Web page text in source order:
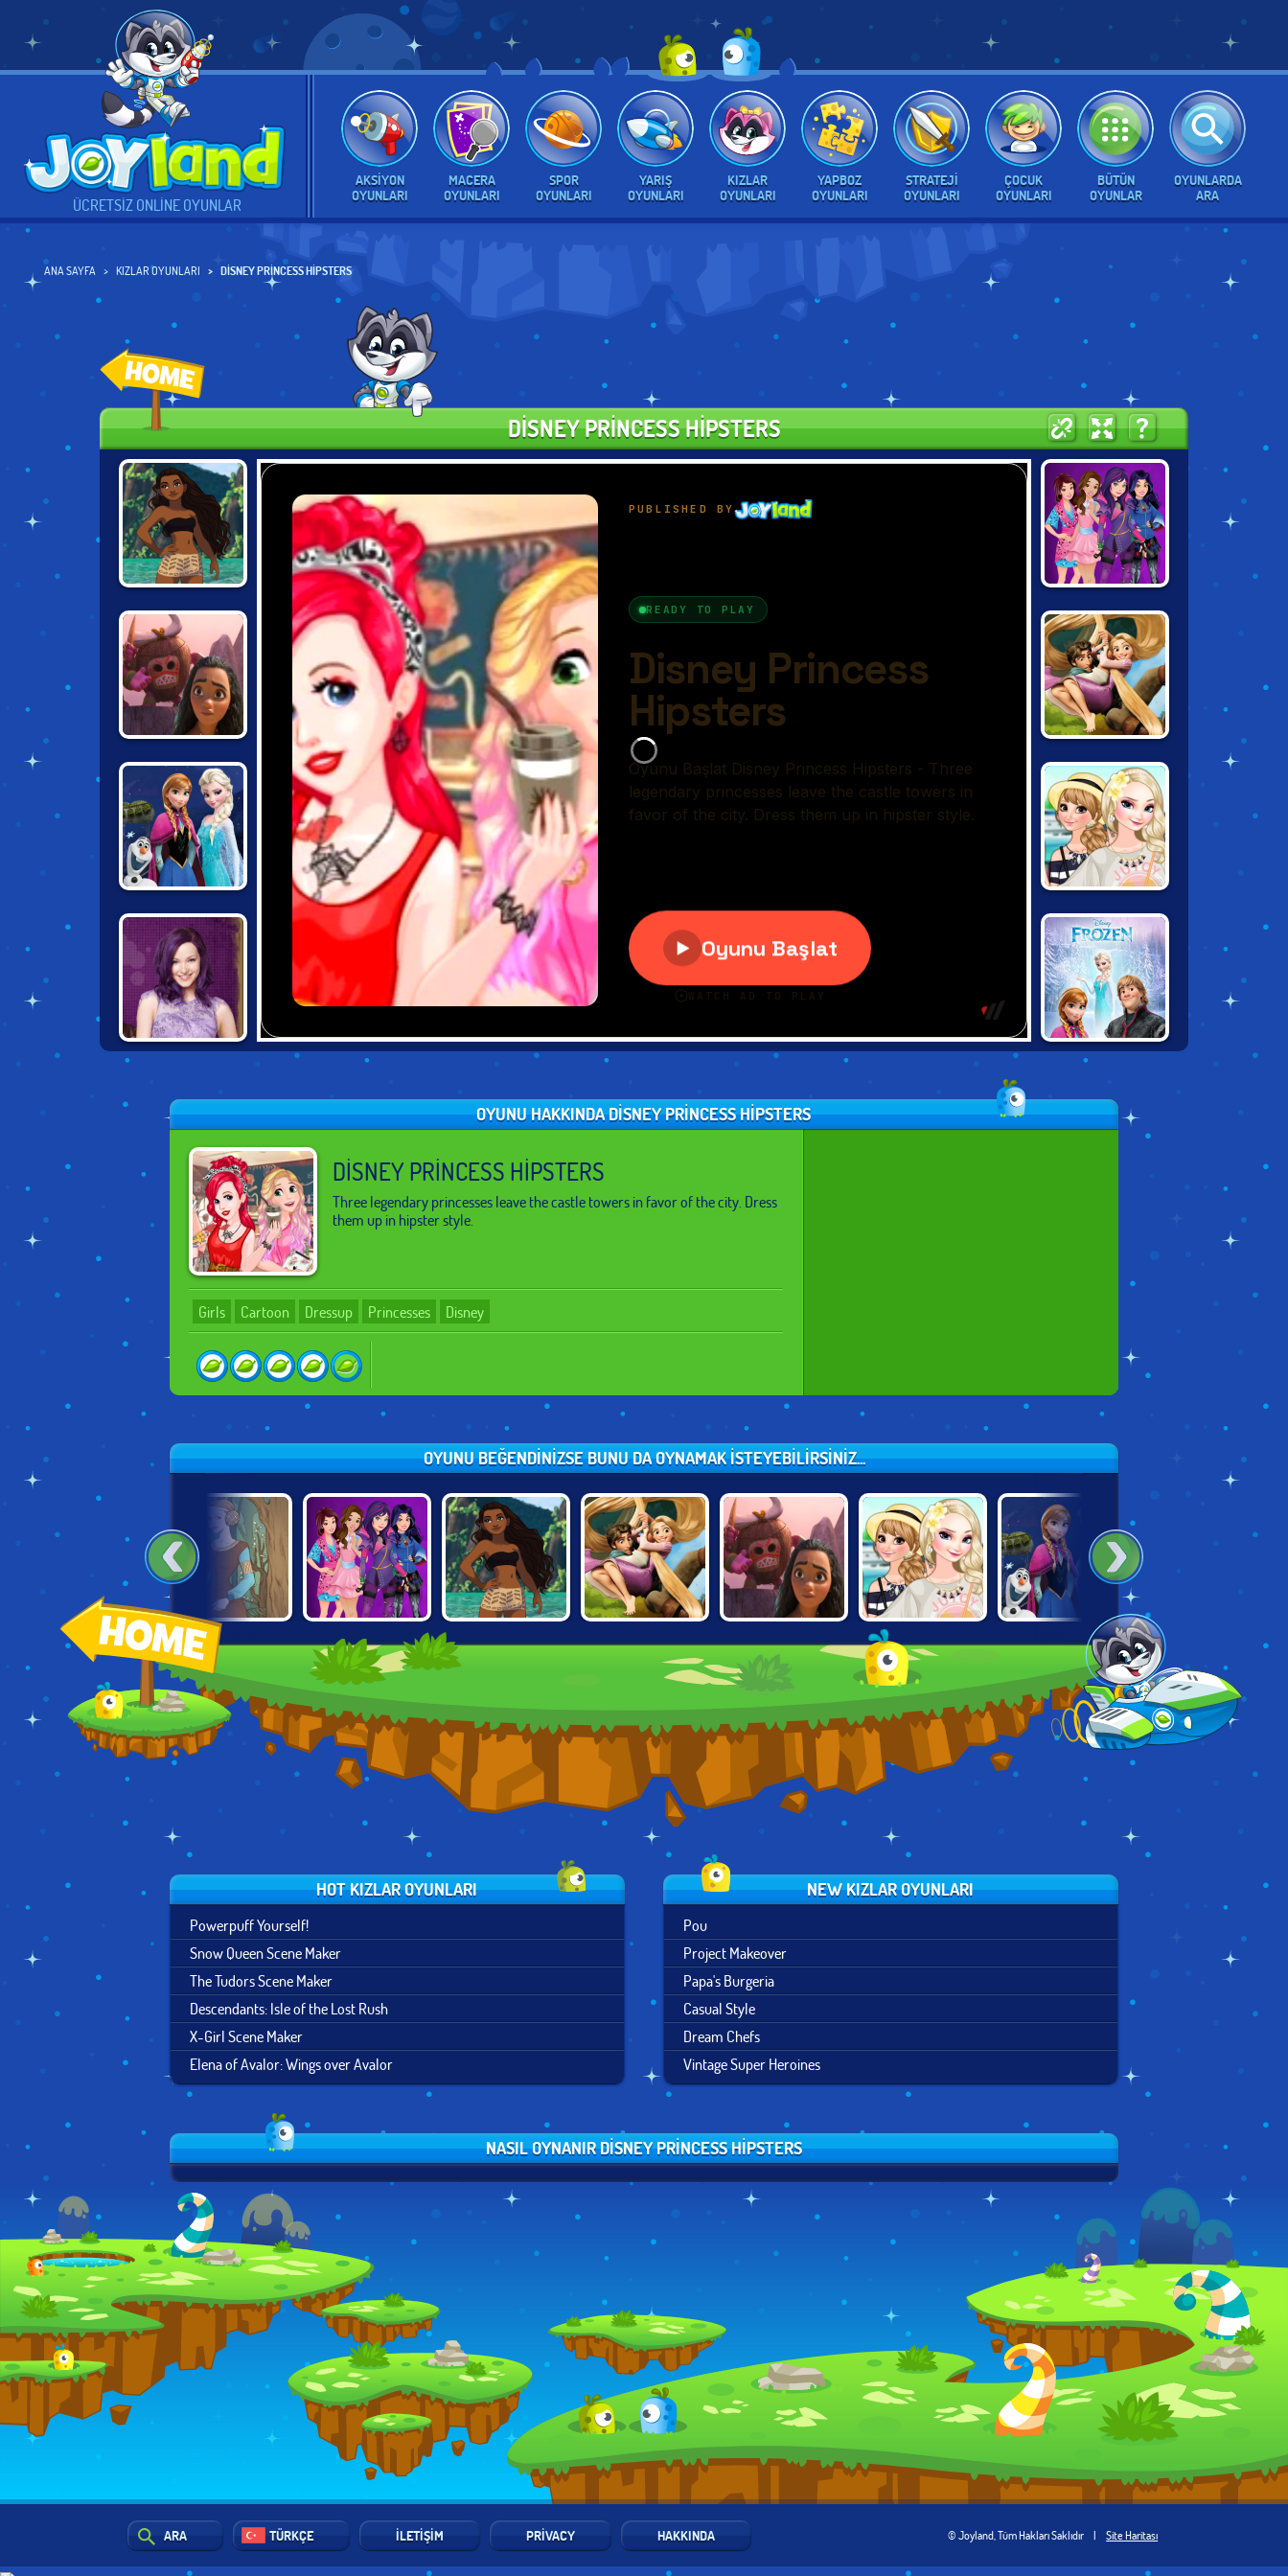
ÜCRETSIZ ONLINE OYUNLAR
AKSIYON
OYUNLARI
MACERA
OYUNLARI
SPOR
OYUNLARI
YARIŞ
OYUNLARI
KIZLAR
OYUNLARI
YAPBOZ
OYUNLARI
STRATEJI
OYUNLARI
ÇOCUK
OYUNLARI
BÜTÜN
OYUNLAR
OYUNLARDA
ARA
ANA SAYFA KIZLAR OYUNLARI DISNEY PRINCESS HIPSTERS
DISNEY PRINCESS HIPSTERS
POLYNESIAN
PRINCESS
KAKAMORA KAOS
FROZEN RUSH
DESCENDANTS:
AURADON PREP
SMARTE
COUTURE
DOUBLE
TROUBLE
SISTERS: ISLAND
RESORT
FROZEN: DOUBLE
OYUNU HAKKINDA DISNEY PRINCESS HIPSTERS
DISNEY PRINCESS HIPSTERS
Three legendary princesses leave the castle towers in favor of the city. Dress
them up in hipster style.
Girls Cartoon Dressup Princesses Disney
OYUNU BEĞENDINIZSE BUNU DA OYNAMAK ISTEYEBILIRSINIZ...
FROZEN: OLAF'S
FREEZE FALL
SLEEPING
BEAUTY
CREATOR
DESCENDANTS:
SMARTE
COUTURE
DOUBLE
TROUBLE
KAKAMORA KAOS
SISTERS: ISLAND
RESORT
FROZEN RUSH
FROZEN: DOUBLE
HOT KIZLAR OYUNLARI
Powerpuff Yourself!
Snow Queen Scene Maker
The Tudors Scene Maker
Descendants: Isle of the Lost Rush
X-Girl Scene Maker
Elena of Avalor: Wings over Avalor
NEW KIZLAR OYUNLARI
Pou
Project Makeover
Papa's Burgeria
Casual Style
Dream Chefs
Vintage Super Heroines
NASIL OYNANIR DISNEY PRINCESS HIPSTERS
ARA TÜRKÇE İLETIŞIM PRIVACY HAKKINDA © Joyland, Tüm Hakları Saklıdır | Site Haritası